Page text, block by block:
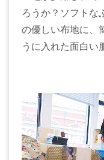
ろうか？ソフトな
の優しい布地に、
うに入れた面白い